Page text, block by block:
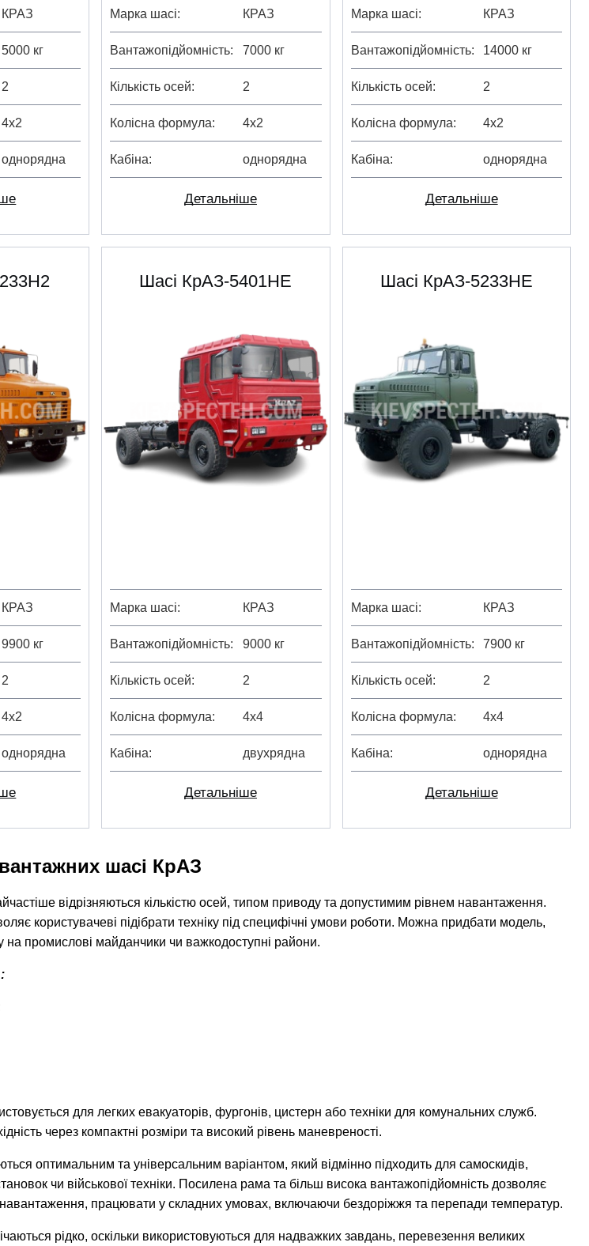
КРАЗ
5000 кг
2
4х2
однорядна
Марка шасі КРАЗ
Вантажопідйомність 7000 кг
Кількість осей 2
Колісна формула 4х2
Кабіна однорядна
Детальніше
Марка шасі КРАЗ
Вантажопідйомність 14000 кг
Кількість осей 2
Колісна формула 4х2
Кабіна однорядна
Детальніше
КРАЗ
9900 кг
2
4х2
однорядна
Шасі КрАЗ-5401НЕ
Марка шасі КРАЗ
Вантажопідйомність 9000 кг
Кількість осей 2
Колісна формула 4х4
Кабіна двухрядна
Детальніше
Шасі КрАЗ-5233НЕ
Марка шасі КРАЗ
Вантажопідйомність 7900 кг
Кількість осей 2
Колісна формула 4х4
Кабіна однорядна
Детальніше
шасі КрАЗ
відрізняються кількістю осей, типом приводу та допустимим рівнем навантаження.
користувачеві підібрати техніку під специфічні умови роботи. Можна придбати модель,
на промислові майданчики чи важкодоступні райони.
для легких евакуаторів, фургонів, цистерн або техніки для комунальних служб.
через компактні розміри та високий рівень маневреності.
оптимальним та універсальним варіантом, який відмінно підходить для самоскидів,
чи військової техніки. Посилена рама та більш висока вантажопідйомність дозволяє
працювати у складних умовах, включаючи бездоріжжя та перепади температур.
рідко, оскільки використовуються для надважких завдань, перевезення великих